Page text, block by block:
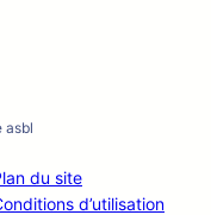
asbl
du site
d’utilisation